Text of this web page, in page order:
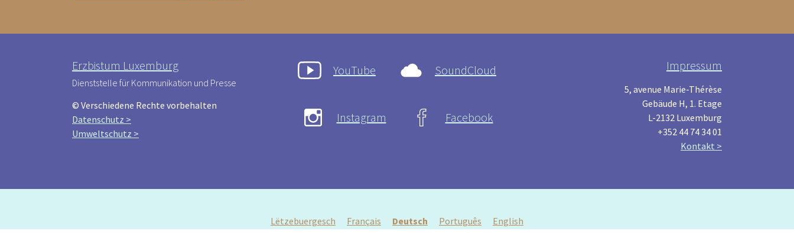
Erzbistum Luxemburg
Dienststelle für Kommunikation und Presse
© Verschiedene Rechte vorbehalten
Datenschutz >
Umweltschutz >
YouTube SoundCloud
Instagram Facebook
Impressum
5, avenue Marie-Thérèse
Gebäude H, 1. Etage
L-2132 Luxemburg
+352 44 74 34 01
Kontakt >
Lëtzebuergesch Français Deutsch Português English